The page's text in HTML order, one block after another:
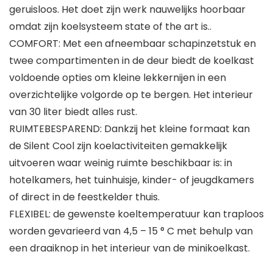
geruisloos. Het doet zijn werk nauwelijks hoorbaar
omdat zijn koelsysteem state of the art is..
COMFORT: Met een afneembaar schapinzetstuk en
twee compartimenten in de deur biedt de koelkast
voldoende opties om kleine lekkernijen in een
overzichtelijke volgorde op te bergen. Het interieur
van 30 liter biedt alles rust.
RUIMTEBESPAREND: Dankzij het kleine formaat kan
de Silent Cool zijn koelactiviteiten gemakkelijk
uitvoeren waar weinig ruimte beschikbaar is: in
hotelkamers, het tuinhuisje, kinder- of jeugdkamers
of direct in de feestkelder thuis.
FLEXIBEL: de gewenste koeltemperatuur kan traploos
worden gevarieerd van 4,5 – 15 ° C met behulp van
een draaiknop in het interieur van de minikoelkast.